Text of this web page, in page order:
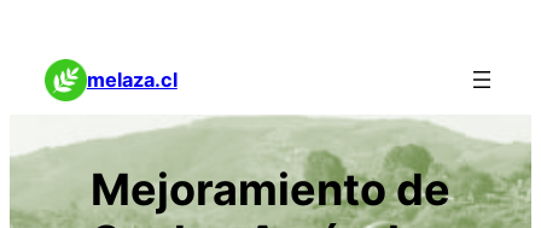
melaza.cl
Mejoramiento de